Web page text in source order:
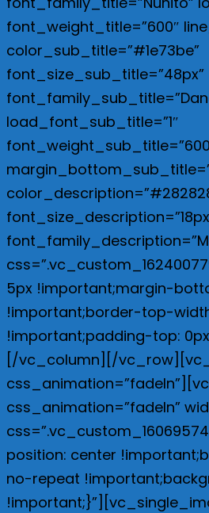
font_weight_title=”600″
color_sub_title=”#1e73be”
font_size_sub_title=”48px”
load_font_sub_title=”1″
5px !important;margin-
!important;border-top-
!important;padding-top:
[/vc_column][/
css_animation=”fadeIn”
position: center
no-repeat